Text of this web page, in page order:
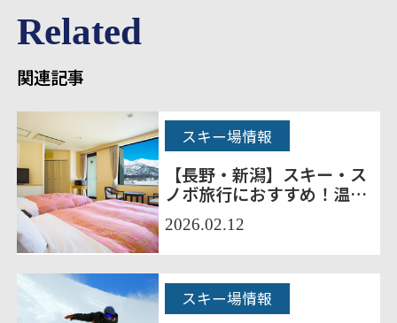
Related
関連記事
【長野・新潟】スキー・ス
ノボ旅行におすすめ！温泉
も楽しめる、ちょっと贅沢
な宿
スキー場情報
2026.02.12
スキー場情報